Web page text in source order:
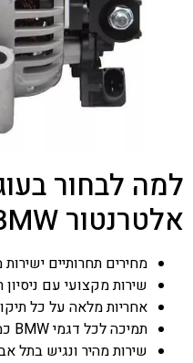
למה לבחור
אלטרנטור BMW?
מחירים תחרותיים
שירות מקצועי עם
אחריות מלאה על כל
תמיכה לכל דגמי BMW כמו 118i, 125i, 320i ועוד
שירות מהיר ונגיש בתל